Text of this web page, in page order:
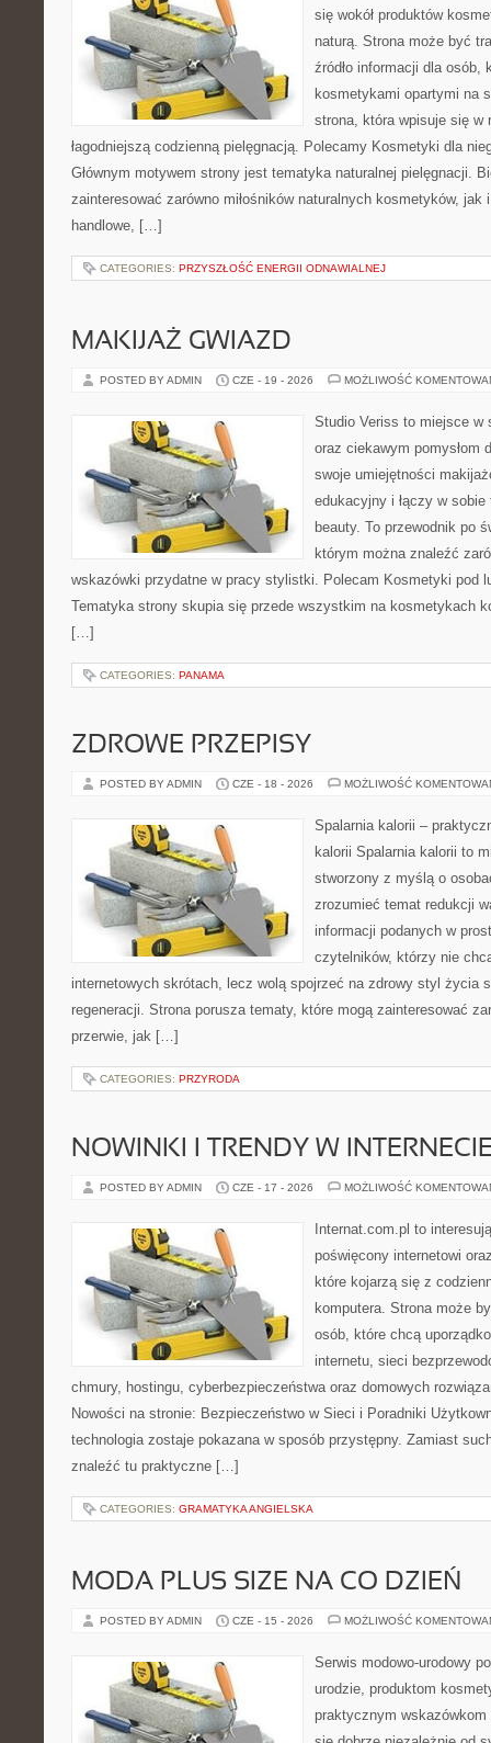
się wokół produktów
naturą. Strona może być
źródło informacji dla osób,
kosmetykami opartymi na
strona, która wpisuje się w
łagodniejszą codzienną pielęgnacją. Polecamy Kosmetyki dla
Głównym motywem strony jest tematyka naturalnej pielęgnacji.
zainteresować zarówno miłośników naturalnych kosmetyków, jak
handlowe, […]
CATEGORIES: PRZYSZŁOŚĆ ENERGII ODNAWIALNEJ
MAKIJAŻ GWIAZD
POSTED BY ADMIN CZE - 19 - 2026 MOŻLIWOŚĆ
Studio Veriss to miejsce w
oraz ciekawym pomysłom
swoje umiejętności
edukacyjny i łączy w
beauty. To przewodnik po
którym można znaleźć
wskazówki przydatne w pracy stylistki. Polecam Kosmetyki pod
Tematyka strony skupia się przede wszystkim na kosmetykach
[…]
CATEGORIES: PANAMA
ZDROWE PRZEPISY
POSTED BY ADMIN CZE - 18 - 2026 MOŻLIWOŚĆ
Spalarnia kalorii –
kalorii Spalarnia kalorii to
stworzony z myślą o
zrozumieć temat redukcji
informacji podanych w
czytelników, którzy nie
internetowych skrótach, lecz wolą spojrzeć na zdrowy styl życia
regeneracji. Strona porusza tematy, które mogą zainteresować
przerwie, jak […]
CATEGORIES: PRZYRODA
NOWINKI I TRENDY W
POSTED BY ADMIN CZE - 17 - 2026 MOŻLIWOŚĆ
Internat.com.pl to
poświęcony internetowi
które kojarzą się z
komputera. Strona może
osób, które chcą
internetu, sieci
chmury, hostingu, cyberbezpieczeństwa oraz domowych
Nowości na stronie: Bezpieczeństwo w Sieci i Poradniki
technologia zostaje pokazana w sposób przystępny. Zamiast
znaleźć tu praktyczne […]
CATEGORIES: GRAMATYKA ANGIELSKA
MODA PLUS SIZE NA CO DZIEŃ
POSTED BY ADMIN CZE - 15 - 2026 MOŻLIWOŚĆ
Serwis modowo-urodowy
urodzie, produktom
praktycznym